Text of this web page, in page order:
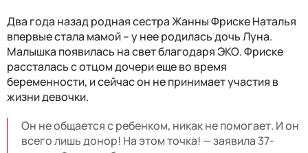
Два года назад родная сестра Жанны Фриске Наталья
впервые стала мамой – у нее родилась дочь Луна.
Малышка появилась на свет благодаря ЭКО. Фриске
рассталась с отцом дочери еще во время
беременности, и сейчас он не принимает участия в
жизни девочки.
Он не общается с ребенком, никак не помогает. И он
всего лишь донор! На этом точка! — заявила 37-